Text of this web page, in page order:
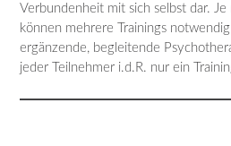
Verbundenheit mit sich selbst dar.
können mehrere Trainings
ergänzende, begleitende
jeder Teilnehmer i.d.R. nur ein